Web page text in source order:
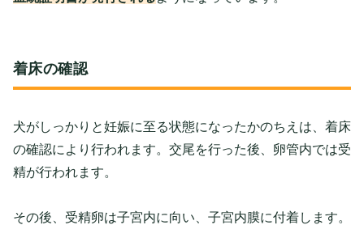
着床の確認
犬がしっかりと妊娠に至る状態になったかのちえは、着床
の確認により行われます。交尾を行った後、卵管内では受
精が行われます。
その後、受精卵は子宮内に向い、子宮内膜に付着します。